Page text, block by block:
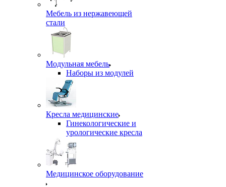
Мебель из нержавеющей
стали
Модульная мебель
Наборы из модулей
Кресла медицинские
Гинекологические и
урологические кресла
Медицинское оборудование